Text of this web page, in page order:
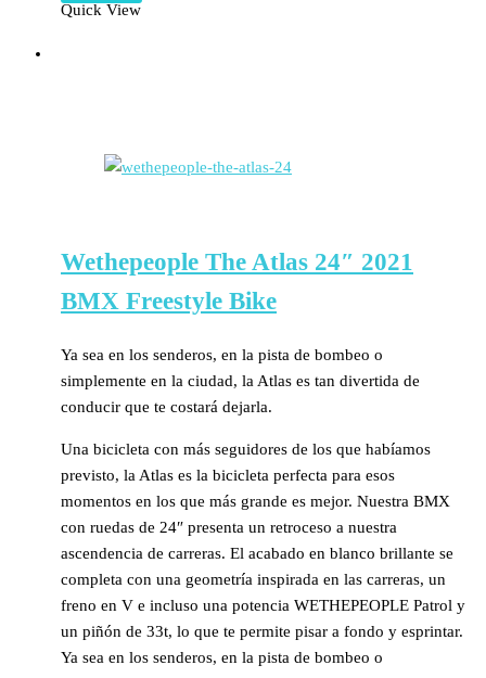
Quick View
Wethepeople The Atlas 24″ 2021
BMX Freestyle Bike
Ya sea en los senderos, en la pista de bombeo o
simplemente en la ciudad, la Atlas es tan divertida de
conducir que te costará dejarla.
Una bicicleta con más seguidores de los que habíamos
previsto, la Atlas es la bicicleta perfecta para esos
momentos en los que más grande es mejor. Nuestra BMX
con ruedas de 24″ presenta un retroceso a nuestra
ascendencia de carreras. El acabado en blanco brillante se
completa con una geometría inspirada en las carreras, un
freno en V e incluso una potencia WETHEPEOPLE Patrol y
un piñón de 33t, lo que te permite pisar a fondo y esprintar.
Ya sea en los senderos, en la pista de bombeo o